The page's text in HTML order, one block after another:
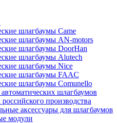
шлагбаумы Came
шлагбаумы AN-motors
шлагбаумы DoorHan
шлагбаумы Alutech
шлагбаумы Nice
шлагбаумы FAAC
шлагбаумы Comunello
шлагбаумов
производства
аксессуары для шлагбаумов
модули